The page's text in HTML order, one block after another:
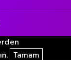
Tamam